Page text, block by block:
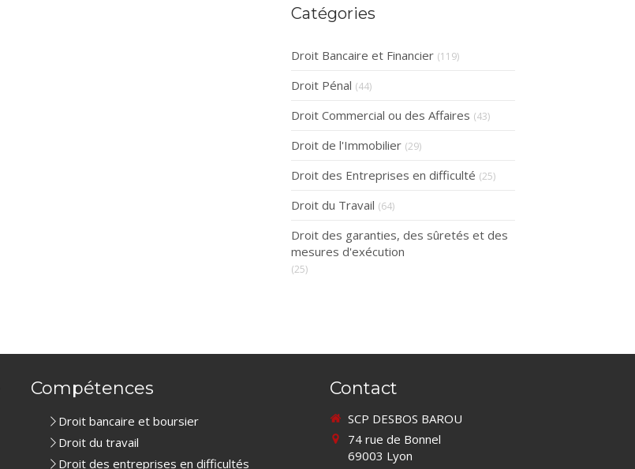
judiciaire ?
Catégories
Droit Bancaire et Financier (119)
Droit Pénal (44)
Droit Commercial ou des Affaires (43)
Droit de l'Immobilier (29)
Droit des Entreprises en difficulté (25)
Droit du Travail (64)
Droit des garanties, des sûretés et des
mesures d'exécution
(25)
Compétences
Droit bancaire et boursier
Droit du travail
Droit des entreprises en difficultés
Contact
SCP DESBOS BAROU
74 rue de Bonnel
69003 Lyon